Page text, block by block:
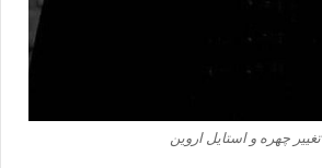
تغییر چهره و استایل اروین